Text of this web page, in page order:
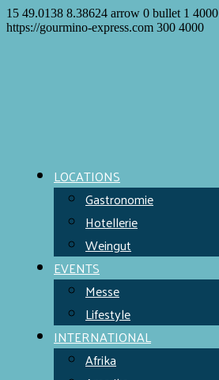
15 49.0138 8.38624 arrow 0 bullet 1 4000
https://gourmino-express.com 300 4000
LOCATIONS
Gastronomie
Hotellerie
Weingut
EVENTS
Messe
Lifestyle
INTERNATIONAL
Afrika